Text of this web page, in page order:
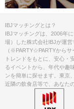
IBJマッチングとは？
IBJマッチングは、2006年
場）した株式会社IBJが運
（※PARTY☆PARTYから
トレンドをもとに、安心・
るイベントから、年代や趣
ンを簡単に探せます。東京
近隣の飲食店等で、あなた